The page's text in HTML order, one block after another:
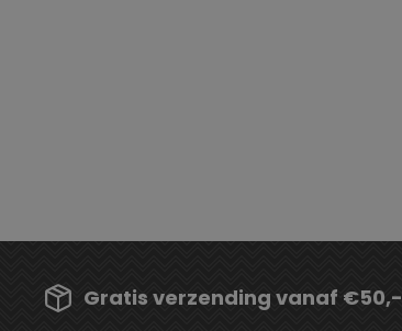
Gratis verzending vanaf €50,-